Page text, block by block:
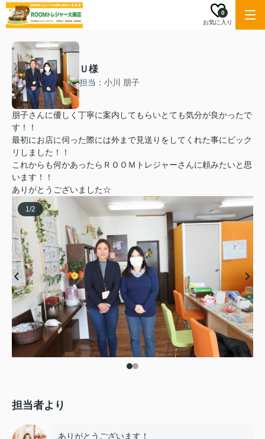
お気に入り
0
Ｕ様
担当：小川 朋子
朋子さんに優しく丁寧に案内してもらいとても気分が良かったで
す！！
最初にお店に伺った際には外まで見送りをしてくれた事にビック
リしました！！
これからも何かあったらＲＯＯＭトレジャーさんに頼みたいと思
います！！
ありがとうございました☆
1/2
担当者より
ありがとうございます！